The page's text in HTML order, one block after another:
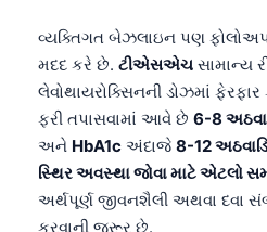
વ્યક્તિગત બેઝલાઇન પણ
મદદ કરે છે. ટીએસએચ સામાન્ય
લેવોથાયરોક્સિનની ડોઝમાં ફેરફાર
ફરી તપાસવામાં આવે છે 6-8
અને HbA1c અંદાજે 8-12
સ્થિર અવસ્થા જોવા માટે એટલો
અર્થપૂર્ણ જીવનશૈલી અથવા દવા
કરવાની જરૂર છે.
Українська
O‘zbekcha
Català
Қазақ тілі
Suomi